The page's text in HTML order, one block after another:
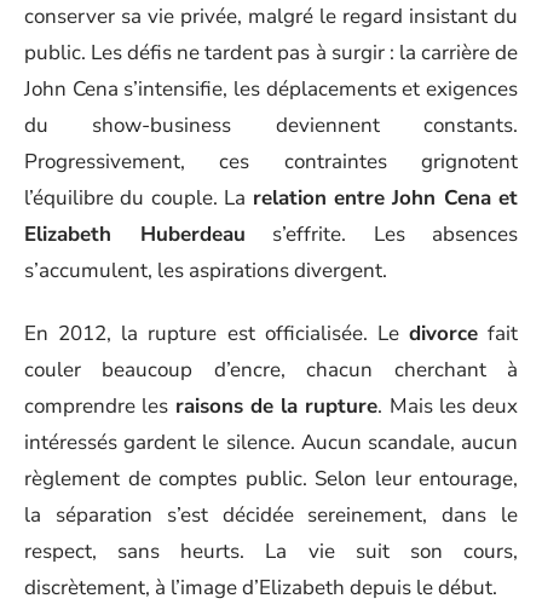
conserver sa vie privée, malgré le regard insistant du
public. Les défis ne tardent pas à surgir : la carrière de
John Cena s’intensifie, les déplacements et exigences
du show-business deviennent constants.
Progressivement, ces contraintes grignotent
l’équilibre du couple. La relation entre John Cena et
Elizabeth Huberdeau s’effrite. Les absences
s’accumulent, les aspirations divergent.
En 2012, la rupture est officialisée. Le divorcefait
couler beaucoup d’encre, chacun cherchant à
comprendre les raisons de la rupture. Mais les deux
intéressés gardent le silence. Aucun scandale, aucun
règlement de comptes public. Selon leur entourage,
la séparation s’est décidée sereinement, dans le
respect, sans heurts. La vie suit son cours,
discrètement, à l’image d’Elizabeth depuis le début.